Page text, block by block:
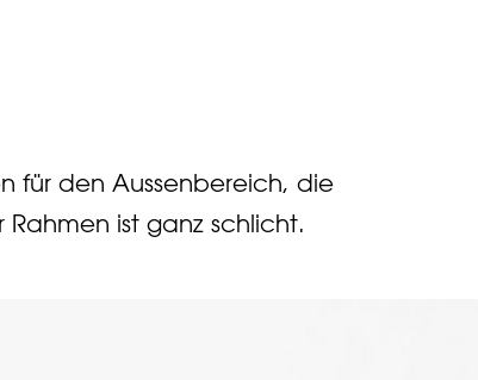
für den Aussenbereich, die
Rahmen ist ganz schlicht.